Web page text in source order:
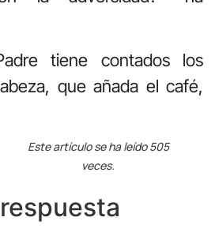
tiene contados los
que añada el café,
Este artículo se ha leído 505
veces.